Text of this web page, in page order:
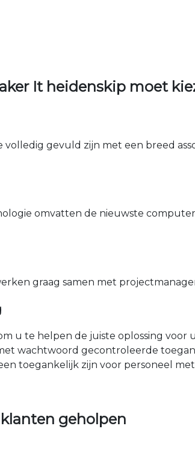
It heidenskip moet
gevuld zijn met een breed
omvatten de nieuwste
graag samen met
u te helpen de juiste oplossing
wachtwoord gecontroleerde
toegankelijk zijn voor personeel
geholpen